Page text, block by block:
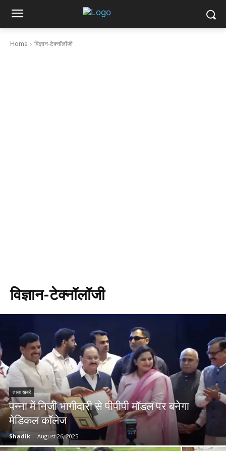
Home विज्ञान-टेक्नॉलॉजी
विज्ञान-टेक्नॉलॉजी
ताजा ख़बरें
पन्ना में निजी भागीदारी से पीपीपी मॉडल पर बनेगा
मेडिकल कॉलेज
Shadik - August 26, 2025